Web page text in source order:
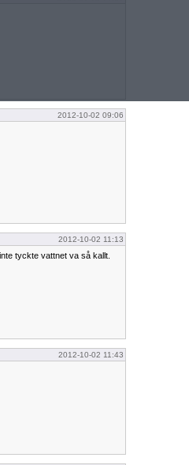
2012-10-02 09:06
2012-10-02 11:13
tyckte vattnet va så kallt.
2012-10-02 11:43